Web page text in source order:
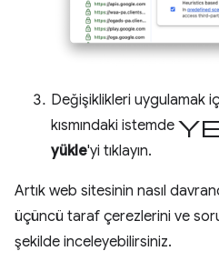
Değişiklikleri uygulamak
kısmındaki istemde
yükle'yi tıklayın.
Artık web sitesinin nasıl
üçüncü taraf çerezlerini ve
şekilde inceleyebilirsiniz.